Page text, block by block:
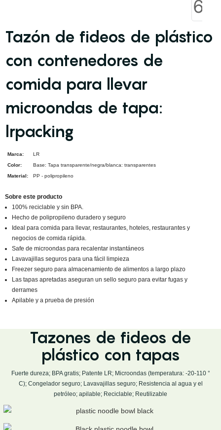
Tazón de fideos de plástico
con contenedores de
comida para llevar
microondas de tapa:
lrpacking
Marca:
LR
Color:
Base: Tapa transparente/negra/blanca: transparentes
Material:
PP - polipropileno
Sobre este producto
100% reciclable y sin BPA.
Hecho de polipropileno duradero y seguro
Ideal para comida para llevar, restaurantes, hoteles, restaurantes y
negocios de comida rápida.
Safe de microondas para recalentar instantáneos
Lavavajillas seguros para una fácil limpieza
Freezer seguro para almacenamiento de alimentos a largo plazo
Las tapas apretadas aseguran un sello seguro para evitar fugas y
derrames
Apilable y a prueba de presión
Tazones de fideos de
plástico con tapas
Fuerte dureza; BPA gratis; Patente LR; Microondas (temperatura: -20-110 °
C); Congelador seguro; Lavavajillas seguro; Resistencia al agua y el
petróleo; apilable; Reciclable; Reutilizable